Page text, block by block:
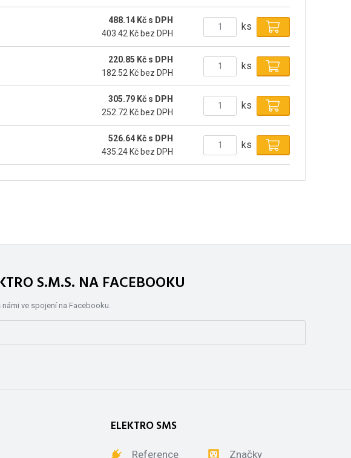
488.14 Kč s DPH
403.42 Kč bez DPH
ks
220.85 Kč s DPH
182.52 Kč bez DPH
ks
305.79 Kč s DPH
252.72 Kč bez DPH
ks
526.64 Kč s DPH
435.24 Kč bez DPH
ks
S.M.S. NA FACEBOOKU
námi ve spojení na Facebooku.
ELEKTRO SMS
Reference Značky